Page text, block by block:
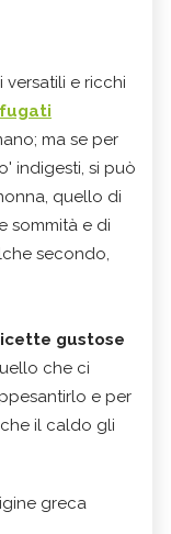
versatili e ricchi
ma se per
indigesti, si può
quello di
sommità e di
secondo,
gustose
che ci
e per
il caldo gli
greca